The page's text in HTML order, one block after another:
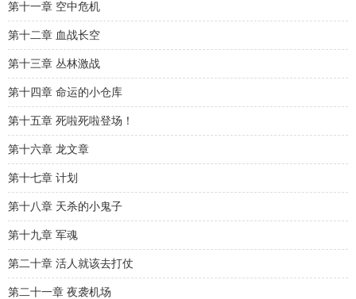
第十一章 空中危机
第十二章 血战长空
第十三章 丛林激战
第十四章 命运的小仓库
第十五章 死啦死啦登场！
第十六章 龙文章
第十七章 计划
第十八章 天杀的小鬼子
第十九章 军魂
第二十章 活人就该去打仗
第二十一章 夜袭机场